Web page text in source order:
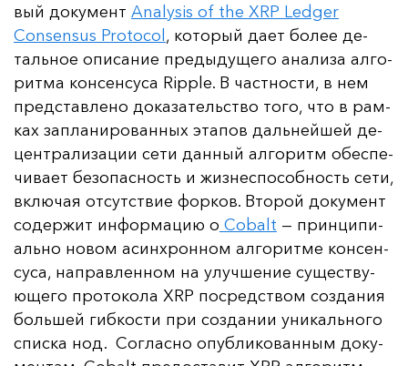
вый до­ку­мент Analysis of the XRP Ledger
Consensus Protocol, ко­то­рый да­ет бо­лее де­
таль­ное опи­са­ние пре­ды­ду­ще­го ана­ли­за ал­го­
рит­ма кон­сен­су­са Ripple. В час­тнос­ти, в нем
пред­став­ле­но до­ка­за­тель­ство то­го, что в рам­
ках зап­ла­ни­ро­ван­ных эта­пов даль­ней­шей де­
цен­тра­ли­за­ции се­ти дан­ный ал­го­ритм обес­пе­
чи­ва­ет бе­зо­пас­ность и жиз­нес­по­соб­ность се­ти,
вклю­чая от­сутс­твие фор­ков. Вто­рой до­ку­мент
со­дер­жит ин­фор­ма­цию о Cobalt — прин­ци­пи­
аль­но но­вом асин­хрон­ном ал­го­рит­ме кон­сен­
су­са, нап­рав­лен­ном на улуч­ше­ние су­щес­тву­
юще­го про­то­ко­ла XRP пос­редс­твом соз­да­ния
боль­шей гиб­кос­ти при соз­да­нии уни­каль­но­го
спис­ка нод. Сог­лас­но опуб­ли­ко­ван­ным до­ку­